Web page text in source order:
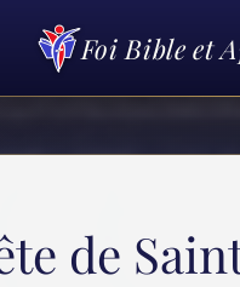
Foi Bible et
de